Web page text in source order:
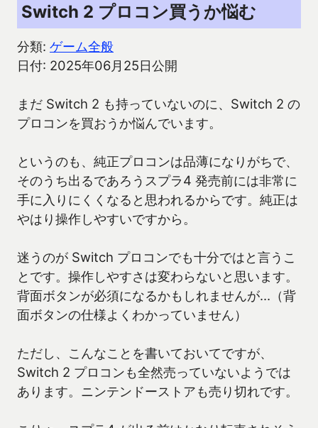
Switch 2 プロコン買うか悩む
分類: ゲーム全般
日付: 2025年06月25日公開
まだ Switch 2 も持っていないのに、Switch 2 の
プロコンを買おうか悩んでいます。
というのも、純正プロコンは品薄になりがちで、
そのうち出るであろうスプラ4 発売前には非常に
手に入りにくくなると思われるからです。純正は
やはり操作しやすいですから。
迷うのが Switch プロコンでも十分ではと言うこ
とです。操作しやすさは変わらないと思います。
背面ボタンが必須になるかもしれませんが…（背
面ボタンの仕様よくわかっていません）
ただし、こんなことを書いておいてですが、
Switch 2 プロコンも全然売っていないようでは
あります。ニンテンドーストアも売り切れです。